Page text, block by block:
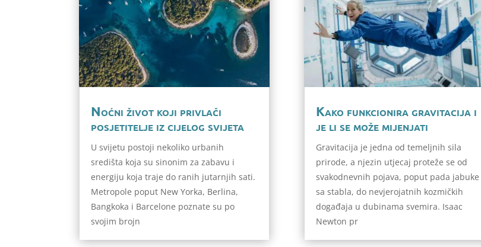
Noćni život koji privlači
posjetitelje iz cijelog svijeta
U svijetu postoji nekoliko urbanih
središta koja su sinonim za zabavu i
energiju koja traje do ranih jutarnjih sati.
Metropole poput New Yorka, Berlina,
Bangkoka i Barcelone poznate su po
svojim brojn
Kako funkcionira gravitacija i
je li se može mijenjati
Gravitacija je jedna od temeljnih sila
prirode, a njezin utjecaj proteže se od
svakodnevnih pojava, poput pada jabuke
sa stabla, do nevjerojatnih kozmičkih
događaja u dubinama svemira. Isaac
Newton pr